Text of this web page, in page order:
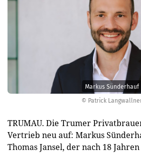
© Patrick
Markus Sünderhauf
TRUMAU. Die Trumer
Vertrieb neu auf: Markus
Thomas Jansel, der nach 18